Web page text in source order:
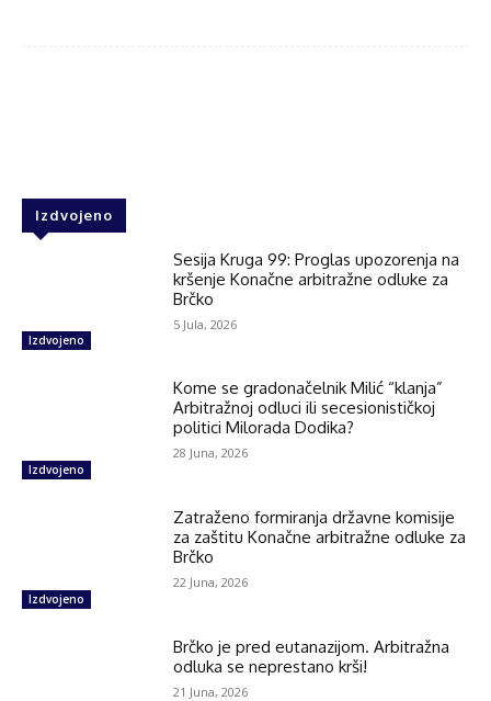
Izdvojeno
Izdvojeno
Sesija Kruga 99: Proglas upozorenja na
kršenje Konačne arbitražne odluke za
Brčko
5 Jula, 2026
Izdvojeno
Kome se gradonačelnik Milić “klanja”
Arbitražnoj odluci ili secesionističkoj
politici Milorada Dodika?
28 Juna, 2026
Izdvojeno
Zatraženo formiranja državne komisije
za zaštitu Konačne arbitražne odluke za
Brčko
22 Juna, 2026
Brčko je pred eutanazijom. Arbitražna
odluka se neprestano krši!
21 Juna, 2026